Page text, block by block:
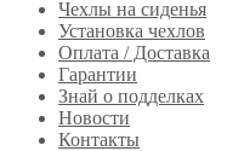
Чехлы на сиденья
Установка чехлов
Оплата / Доставка
Гарантии
Знай о подделках
Новости
Контакты